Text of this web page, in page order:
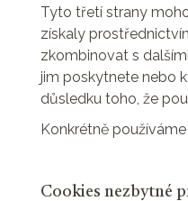
Tyto třetí strany
získaly
zkombinovat s
jim poskytnete nebo
důsledku toho, že
Konkrétně
Cookies nezbytné